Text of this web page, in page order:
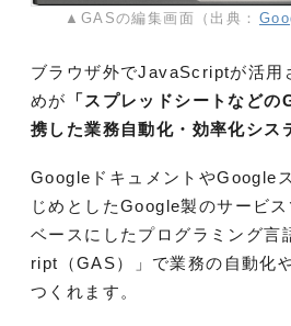
▲GASの編集画面（出典：
ブラウザ外でJavaScriptが活用
めが
「スプレッドシートなど
携した業務自動化・効率化シス
GoogleドキュメントやGoogle
じめとしたGoogle製のサービ
ベースにしたプログラミング
ript（GAS）」で業務の自動化
つくれます。